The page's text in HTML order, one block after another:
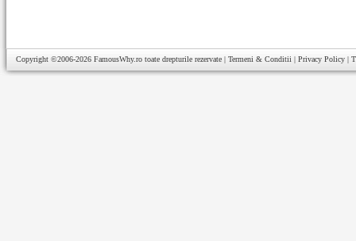
Copyright ©2006-2026 FamousWhy.ro toate drepturile rezervate | Termeni & Conditii | Privacy Policy |